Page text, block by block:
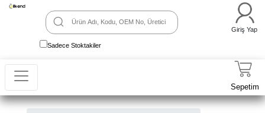
Sadece Stoktakiler
Giriş Yap
Sepetim